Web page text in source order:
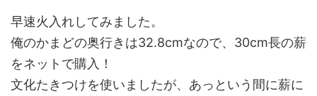
早速火入れしてみました。
俺のかまどの奥行きは32.8cmなので、30cm長の薪
をネットで購入！
文化たきつけを使いましたが、あっという間に薪に